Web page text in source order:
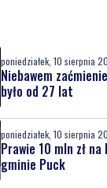
poniedziałek, 10 sierpnia
Niebawem
było od 27 lat
poniedziałek, 10 sierpnia
Prawie 10 mln zł
gminie Puck